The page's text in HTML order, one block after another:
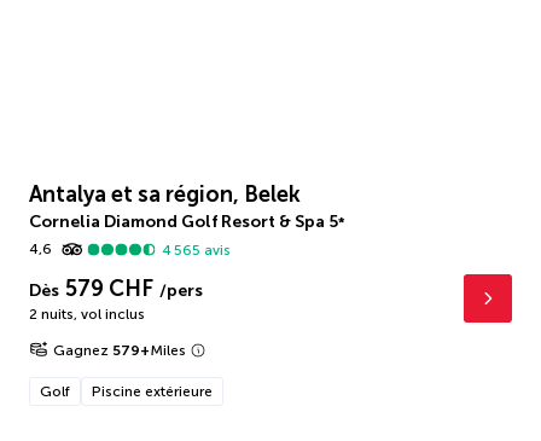
Antalya et sa région, Belek
Cornelia Diamond Golf Resort & Spa 5*
4,6
4 565 avis
Dès 579 CHF /pers
2 nuits, vol inclus
Gagnez 579+Miles
Golf Piscine extérieure